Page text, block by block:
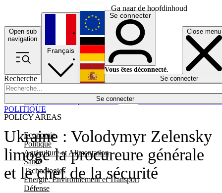
Ga naar de hoofdinhoud
Open sub
navigation
Close menu
Recherche
Se connecter
POLICY AREAS
Economie
Politique
Agriculture et Alimentation
Santé
Technologies
Energie, Environnement et Transport
Défense
Économie
Français
English
Deutsch
Español
Se connecter
Vous êtes déconnecté.
Se connecter
Ukraine : Volodymyr Zelensky
limoge la procureure générale
et le chef de la sécurité
POLITIQUE